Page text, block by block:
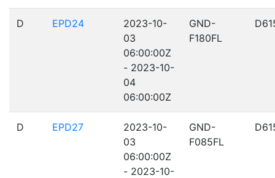
D EPD24
2023-10-
03
06:00:00Z
- 2023-10-
04
06:00:00Z
GND-
F180FL
D EPD27
2023-10-
03
06:00:00Z
- 2023-10-
GND-
F085FL